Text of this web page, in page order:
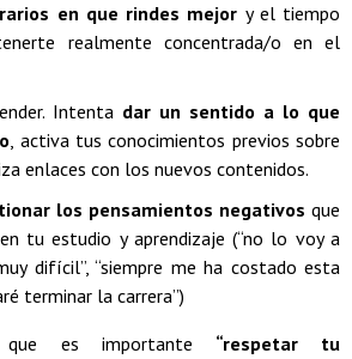
en que rindes mejor y el tiempo
realmente concentrada/o en el
Intenta dar un sentido a lo que
, activa tus conocimientos previos sobre
enlaces con los nuevos contenidos.
los pensamientos negativos que
tu estudio y aprendizaje (“no lo voy a
difícil”, “siempre me ha costado esta
terminar la carrera”)
que es importante “respetar tu